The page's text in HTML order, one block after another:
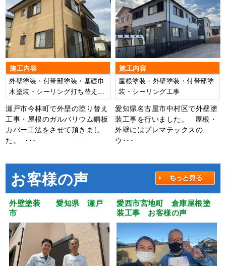
林町 Ｎ様邸
施工内容
外壁塗装・付帯部塗装・基礎巾
木塗装・シーリング打ち替え工
事・屋根ガルバリウム鋼板カバ
ー工法
瀬戸市今林町で外壁の塗り替え
工事・屋根のガルバリウム鋼板
カバー工法をさせて頂きまし
た。 ･･･
MUKI 外壁：ウルトラMUKI
施工内容
屋根塗装・外壁塗装・付帯部塗
装・シーリング工事
愛知県名古屋市中村区で外壁塗
装工事を行いました。 屋根・
外壁にはプレマテックスの
ウ･･･
お客様の声
外壁塗装 愛知県 瀬戸
市
愛西市宮地町 倉庫屋根塗
装工事 お客様の声